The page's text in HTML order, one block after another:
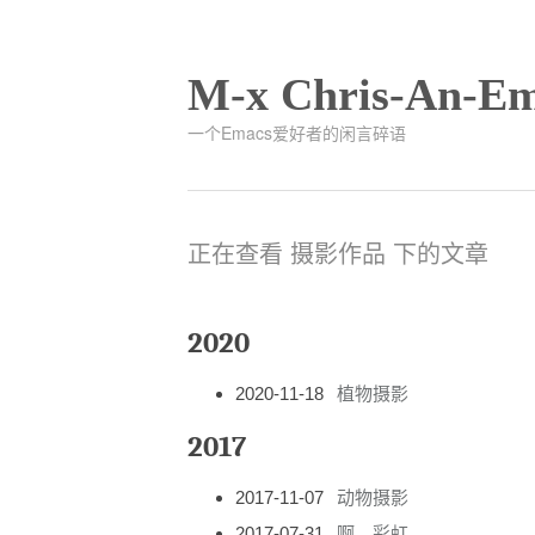
M-x Chris-An-
一个Emacs爱好者的闲言碎语
正在查看 摄影作品 下的文章
2020
2020-11-18 植物摄影
2017
2017-11-07
动物摄影